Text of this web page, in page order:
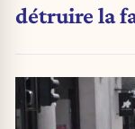
détruire la